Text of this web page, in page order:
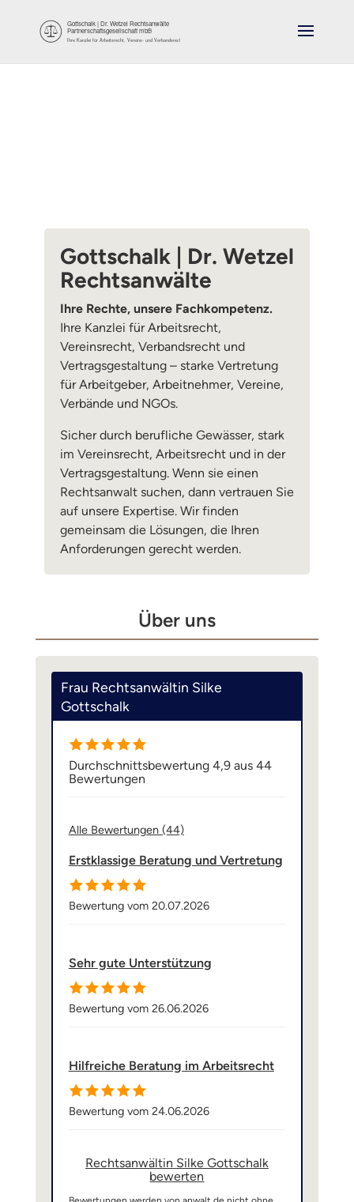
Gottschalk | Dr. Wetzel
Rechtsanwälte
Ihre Rechte, unsere Fachkompetenz.
Ihre Kanzlei für Arbeitsrecht,
Vereinsrecht, Verbandsrecht und
Vertragsgestaltung – starke Vertretung
für Arbeitgeber, Arbeitnehmer, Vereine,
Verbände und NGOs.
Sicher durch berufliche Gewässer, stark
im Vereinsrecht, Arbeitsrecht und in der
Vertragsgestaltung. Wenn sie einen
Rechtsanwalt suchen, dann vertrauen Sie
auf unsere Expertise. Wir finden
gemeinsam die Lösungen, die Ihren
Anforderungen gerecht werden.
Über uns
Frau Rechtsanwältin Silke
Gottschalk
Durchschnittsbewertung 4,9 aus 44
Bewertungen
Alle Bewertungen (44)
Erstklassige Beratung und Vertretung
Bewertung vom 20.07.2026
Sehr gute Unterstützung
Bewertung vom 26.06.2026
Hilfreiche Beratung im Arbeitsrecht
Bewertung vom 24.06.2026
Rechtsanwältin Silke Gottschalk
bewerten